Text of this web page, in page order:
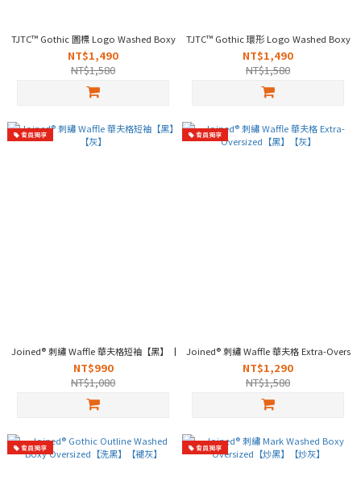
TJTC™ Gothic 圖標 Logo Washed Boxy Oversized【洗水深藍】【洗水卡其】
NT$1,490
NT$1,580
TJTC™ Gothic 環形 Logo Washed Boxy
NT$1,490
NT$1,580
會員獨享
Joined® 刺繡 Waffle 華夫格短袖【黑】【灰】
NT$990
NT$1,080
會員獨享
Joined® 刺繡 Waffle 華夫格 Extra-
NT$1,290
NT$1,580
會員獨享 會員獨享